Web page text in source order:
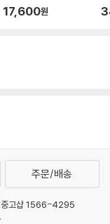
17,600원
주문/배송
중고샵 1566-4295